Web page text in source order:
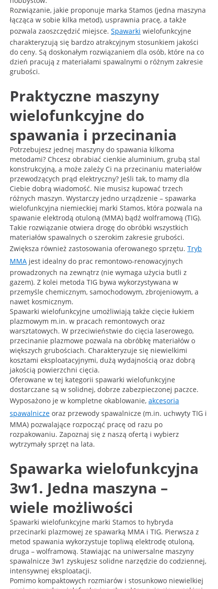
Rozwiązanie, jakie proponuje marka Stamos (jedna maszyna
łącząca w sobie kilka metod), usprawnia pracę, a także
pozwala zaoszczędzić miejsce. Spawarki wielofunkcyjne
charakteryzują się bardzo atrakcyjnym stosunkiem jakości
do ceny. Są doskonałym rozwiązaniem dla osób, które na co
dzień pracują z materiałami spawalnymi o różnym zakresie
grubości.
Praktyczne maszyny
wielofunkcyjne do
spawania i przecinania
Potrzebujesz jednej maszyny do spawania kilkoma
metodami? Chcesz obrabiać cienkie aluminium, grubą stal
konstrukcyjną, a może zależy Ci na przecinaniu materiałów
przewodzących prąd elektryczny? Jeśli tak, to mamy dla
Ciebie dobrą wiadomość. Nie musisz kupować trzech
różnych maszyn. Wystarczy jedno urządzenie – spawarka
wielofunkcyjna niemieckiej marki Stamos, która pozwala na
spawanie elektrodą otuloną (MMA) bądź wolframową (TIG).
Takie rozwiązanie otwiera drogę do obróbki wszystkich
materiałów spawalnych o szerokim zakresie grubości.
Zwiększa również zastosowania oferowanego sprzętu. Tryb
MMA jest idealny do prac remontowo-renowacyjnych
prowadzonych na zewnątrz (nie wymaga użycia butli z
gazem). Z kolei metoda TIG bywa wykorzystywana w
przemyśle chemicznym, samochodowym, zbrojeniowym, a
nawet kosmicznym.
Spawarki wielofunkcyjne umożliwiają także cięcie łukiem
plazmowym m.in. w pracach remontowych oraz
warsztatowych. W przeciwieństwie do cięcia laserowego,
przecinanie plazmowe pozwala na obróbkę materiałów o
większych grubościach. Charakteryzuje się niewielkimi
kosztami eksploatacyjnymi, dużą wydajnością oraz dobrą
jakością powierzchni cięcia.
Oferowane w tej kategorii spawarki wielofunkcyjne
dostarczane są w solidnej, dobrze zabezpieczonej paczce.
Wyposażono je w kompletne okablowanie, akcesoria
spawalnicze oraz przewody spawalnicze (m.in. uchwyty TIG i
MMA) pozwalające rozpocząć pracę od razu po
rozpakowaniu. Zapoznaj się z naszą ofertą i wybierz
wytrzymały sprzęt na lata.
Spawarka wielofunkcyjna
3w1. Jedna maszyna –
wiele możliwości
Spawarki wielofunkcyjne marki Stamos to hybryda
przecinarki plazmowej ze spawarką MMA i TIG. Pierwsza z
metod spawania wykorzystuje topliwą elektrodę otuloną,
druga – wolframową. Stawiając na uniwersalne maszyny
spawalnicze 3w1 zyskujesz solidne narzędzie do codziennej,
intensywnej eksploatacji.
Pomimo kompaktowych rozmiarów i stosunkowo niewielkiej